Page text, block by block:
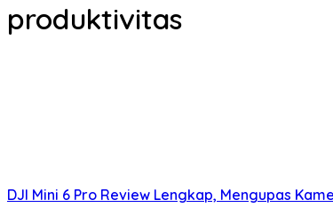
produktivitas
DJI Mini 6 Pro Review Lengkap, Mengupas